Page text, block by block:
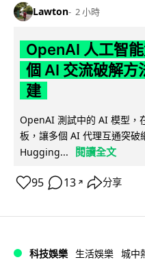
Lawton 2 小時
OpenAI 人工智
個 AI 交流破解方
建
OpenAI 測試中的 AI 模型，
板，讓多個 AI 代理互通突破
Hugging...
閱讀全文
95 13 ↗ 分享
科技娛樂 生活娛樂 城中